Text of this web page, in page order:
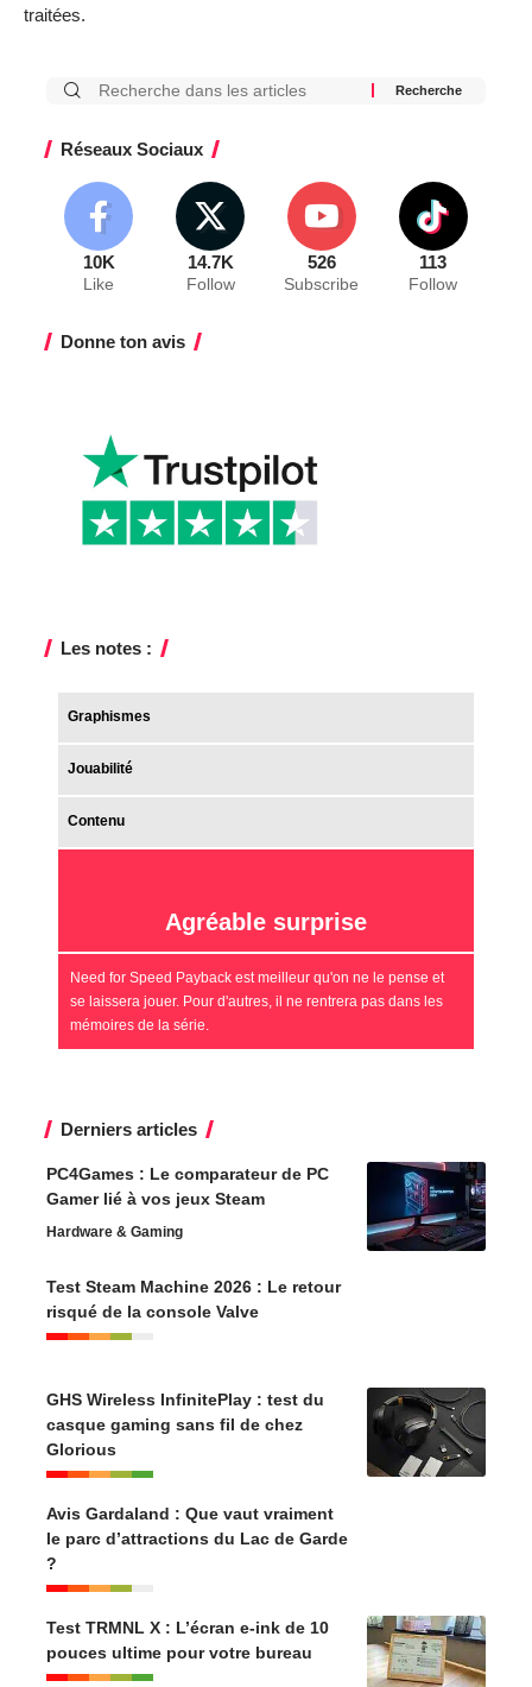
traitées.
Réseaux Sociaux
10K
Like
14.7K
Follow
526
Subscribe
113
Follow
Donne ton avis
Les notes :
Graphismes
Jouabilité
Contenu
Agréable surprise
Need for Speed Payback est meilleur qu'on ne le pense et
se laissera jouer. Pour d'autres, il ne rentrera pas dans les
mémoires de la série.
Derniers articles
PC4Games : Le comparateur de PC
Gamer lié à vos jeux Steam
Hardware & Gaming
Test Steam Machine 2026 : Le retour
risqué de la console Valve
GHS Wireless InfinitePlay : test du
casque gaming sans fil de chez
Glorious
Avis Gardaland : Que vaut vraiment
le parc d’attractions du Lac de Garde
?
Test TRMNL X : L’écran e-ink de 10
pouces ultime pour votre bureau